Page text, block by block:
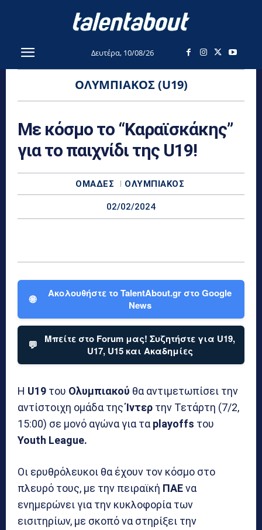
Δευτέρα, 10/08/26
ΟΛΥΜΠΙΑΚΌΣ (U19)
Με κόσμο το “Καραϊσκάκης”
για το παιχνίδι της U19!
ΟΜΆΔΕΣ ΟΛΥΜΠΙΑΚΌΣ
02/02/2024
🌐
Ακολουθήστε το TalentAbout.gr στο Google
News
💬
Μπείτε στο Forum μας! Συζητήστε για U19,
U17, U15 και Ακαδημίες
Η U19 του Ολυμπιακού θα αντιμετωπίσει την
αντίστοιχη ομάδα τηςΊντερ την Τετάρτη (7/2,
15:00) σε μονό αγώνα για τα playoffs του
Youth League.
Οι ερυθρόλευκοι θα έχουν τον κόσμο στο
πλευρό τους, με την πειραϊκή ΠΑΕνα
ενημερώνει για την κυκλοφορία των
εισιτηρίων, με σκοπό να στηρίξει την